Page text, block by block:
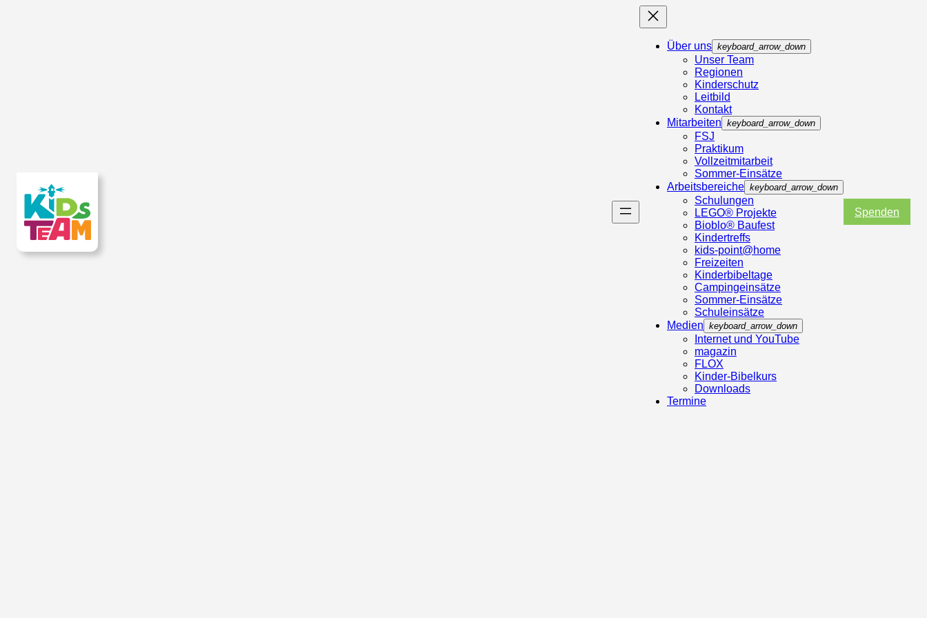
Über uns keyboard_arrow_down
Unser Team
Regionen
Kinderschutz
Leitbild
Kontakt
Mitarbeiten keyboard_arrow_down
FSJ
Praktikum
Vollzeitmitarbeit
Sommer-Einsätze
Arbeitsbereiche keyboard_arrow_down
Schulungen
LEGO® Projekte
Bioblo® Baufest
Kindertreffs
kids-point@home
Freizeiten
Kinderbibeltage
Campingeinsätze
Sommer-Einsätze
Schuleinsätze
Medien keyboard_arrow_down
Internet und YouTube
magazin
FLOX
Kinder-Bibelkurs
Downloads
Termine
Spenden